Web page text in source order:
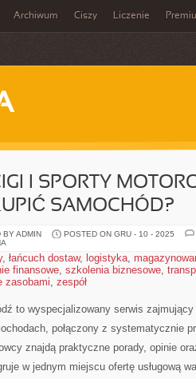
Archiwum Ciszy Liczenie
I SPORTY
SAMOCHÓD?
BY ADMIN POSTED ON GRU - 10 - 2025
, łańcuch dostaw, logistyka,
finansowe, szkolenia biznesowe,
zasobami, zespół
to wyspecjalizowany serwis
połączony z systematycznie
znajdą praktyczne porady, opinie
w jednym miejscu ofertę usługową